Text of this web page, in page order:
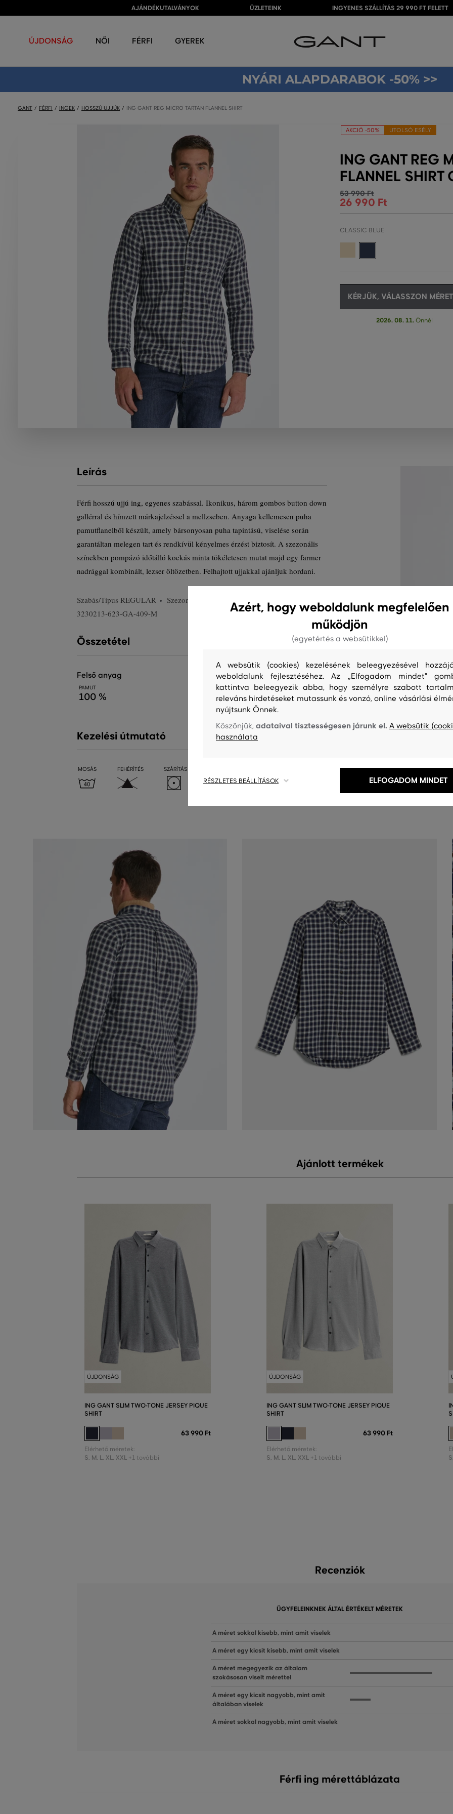
AJÁNDÉKUTALVÁNYOK ÜZLETEINK INGYENES SZÁLLÍTÁS 29 990 FT FELETT
ÚJDONSÁG NŐI FÉRFI GYEREK
NYÁRI ALAPDARABOK -50% >>
GANT FÉRFI INGEK HOSSZÚ UJJÚK ING GANT REG MICRO TARTAN FLANNEL SHIRT
AKCIÓ -50% UTOLSÓ ESÉLY
ING GANT REG
FLANNEL SHIRT
53 990 Ft
26 990 Ft
CLASSIC BLUE
KÉRJÜK, VÁLASSZON
2026. 08. 11.Önnél
Leírás
Férfi hosszú ujjú ing, egyenes szabással. Ikonikus, három gombos button down
gallérral és hímzett márkajelzéssel a mellzseben. Anyaga kellemesen puha
pamutflanelből készült, amely bársonyosan puha tapintású, viselése során
garantáltan melegen tart és rendkívül kényelmes érzést biztosít. A szezonális
színekben pompázó időtálló kockás minta tökéletesen mutat majd egy farmer
nadrággal kombinált, lezser öltözetben. Felhajtott ujjakkal ajánljuk hordani.
Szabás/Típus REGULAR Szezon: FW23
Termék kódja
3230213-623-GA-409-M
Összetétel
felső anyag
PAMUT
100 %
Kezelési útmutató
MOSÁS FEHÉRÍTÉS SZÁRÍTÁS
Ajánlott termékek
ÚJDONSÁG
ING GANT SLIM TWO-TONE JERSEY PIQUE
SHIRT
63 990 Ft
Elérhető méretek:
S, M, L, XL, XXL +1 további
ÚJDONSÁG
ING GANT SLIM TWO-TONE JERSEY PIQUE
SHIRT
63 990 Ft
Elérhető méretek:
S, M, L, XL, XXL +1 további S
Recenziók
ÜGYFELEINKNEK ÁLTAL ÉRTÉKELT MÉRETEK
A méret sokkal kisebb, mint amit viselek
A méret egy kicsit kisebb, mint amit viselek
A méret megegyezik az általam
szokásosan viselt mérettel
A méret egy kicsit nagyobb, mint amit
általában viselek
A méret sokkal nagyobb, mint amit viselek
Férfi ing mérettáblázata
Azért, hogy weboldalunk megfelelően
működjön
(egyetértés a websütikkel)
A websütik (cookies) kezelésének beleegyezésével
weboldalunk fejlesztéséhez. Az „Elfogadom mindet"
kattintva beleegyezik abba, hogy személyre szabott
releváns hirdetéseket mutassunk és vonzó, online vásárlási
nyújtsunk Önnek.
Köszönjük,adataival tisztességesen járunk el. A websütik
használata
RÉSZLETES BEÁLLÍTÁSOK ELFOGADOM MINDET